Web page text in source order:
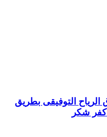
التوفيقى بطريق
كفر شكر